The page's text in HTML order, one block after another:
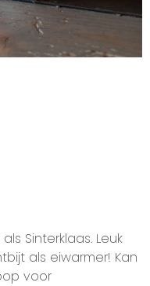
Sinterklaas. Leuk
als eiwarmer! Kan
voor